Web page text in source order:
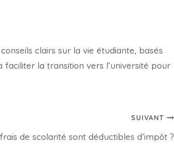
clairs sur la vie étudiante, basés
la transition vers l’université pour
SUIVANT
de scolarité sont déductibles d’impôt ?